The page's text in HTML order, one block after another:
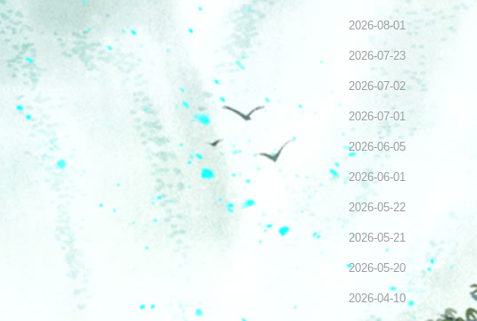
2026-08-01
2026-07-23
2026-07-02
2026-07-01
2026-06-05
2026-06-01
2026-05-22
2026-05-21
2026-05-20
2026-04-10